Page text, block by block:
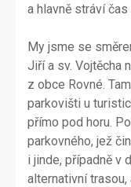
a hlavně stráví čas
My jsme se
Jiří a sv. Vojtěcha
z obce Rovné.
parkovišti u
přímo pod horu.
parkovného, jež
i jinde, případně v
alternativní